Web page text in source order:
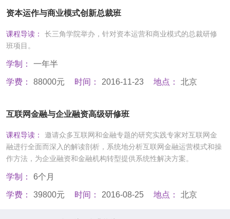
资本运作与商业模式创新总裁班
课程导读：
长三角学院举办，针对资本运营和商业模式的总裁研修
班项目。
学制： 一年半
学费： 88000元 时间： 2016-11-23 地点： 北京
互联网金融与企业融资高级研修班
课程导读：
邀请众多互联网和金融专题的研究实践专家对互联网金
融进行全面而深入的解读剖析，系统地分析互联网金融运营模式和操
作方法，为企业融资和金融机构转型提供系统性解决方案。
学制： 6个月
学费： 39800元 时间： 2016-08-25 地点： 北京